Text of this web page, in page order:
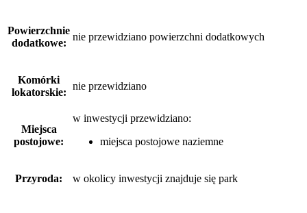
Powierzchnie
dodatkowe:
nie przewidziano powierzchni dodatkowych
Komórki
lokatorskie:
nie przewidziano
Miejsca
postojowe:
w inwestycji przewidziano:
miejsca postojowe naziemne
Przyroda: w okolicy inwestycji znajduje się park